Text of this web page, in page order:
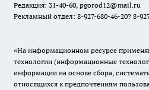
Редакция: 31-40-60, pgorod12@mail.ru
Рекламный отдел: 8-927-680-46-20? 8-
«На информационном ресурсе
технологии (информационные
информации на основе сбора,
относящихся к предпочтениям